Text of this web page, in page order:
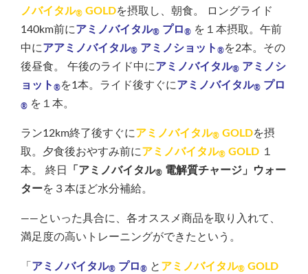
ノバイタル® GOLDを摂取し、朝食。 ロングライド
140km前にアミノバイタル® プロ® を１本摂取。午前
中にアアミノバイタル® アミノショット ®を2本。その
後昼食。 午後のライド中にアミノバイタル® アミノシ
ョット ®を1本。ライド後すぐにアミノバイタル® プロ
® を１本。
ラン12km終了後すぐにアミノバイタル® GOLDを摂
取。夕食後おやすみ前にアミノバイタル® GOLD １
本。 終日
「アミノバイタル® 電解質チャージ」ウォー
ターを３本ほど水分補給。
――といった具合に、各オススメ商品を取り入れて、
満足度の高いトレーニングができたという。
「 アミノバイタル® プロ® と アミノバイタル® GOLD